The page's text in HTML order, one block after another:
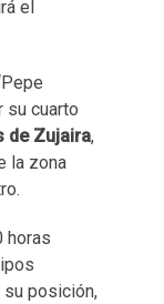
el
su cuarto
de Zujaira,
la zona
horas
posición,